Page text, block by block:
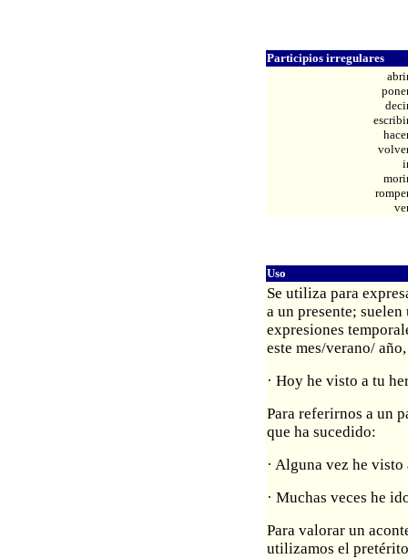
Participios irregulares
Uso
Se utiliza para
a un presente;
expresiones
este mes/verano/
· Hoy he visto a tu
Para referirnos a un
que ha sucedido:
· Alguna vez he visto
· Muchas veces he
Para valorar un
utilizamos el